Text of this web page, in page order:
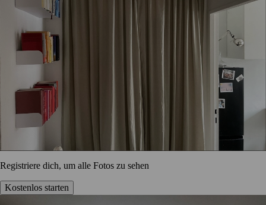
Registriere dich, um alle Fotos zu sehen
Kostenlos starten